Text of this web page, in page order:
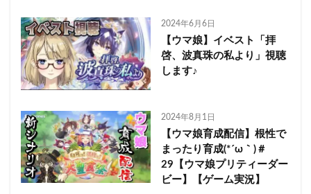
2024年6月6日
【ウマ娘】イベスト「拝
啓、波真珠の私より」視聴
します♪
2024年8月1日
【ウマ娘育成配信】根性で
まったり育成(*´ω｀)＃
29【ウマ娘プリティーダー
ビー】【ゲーム実況】